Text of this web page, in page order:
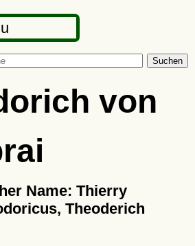
Suchen
von
Name: Thierry
Theoderich